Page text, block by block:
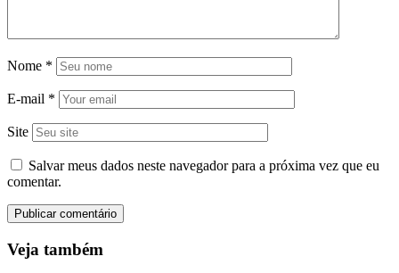
Nome *
E-mail *
Site
Salvar meus dados neste navegador para a próxima vez que eu
comentar.
Veja também